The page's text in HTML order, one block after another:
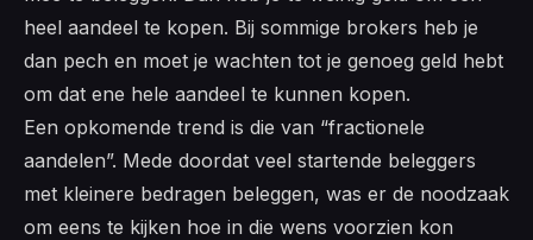
heel aandeel te kopen. Bij sommige brokers heb je
dan pech en moet je wachten tot je genoeg geld hebt
om dat ene hele aandeel te kunnen kopen.
Een opkomende trend is die van “fractionele
aandelen”. Mede doordat veel startende beleggers
met kleinere bedragen beleggen, was er de noodzaak
om eens te kijken hoe in die wens voorzien kon